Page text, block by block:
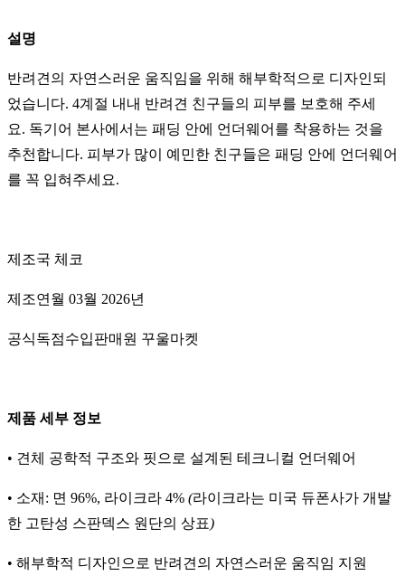
설명
반려견의 자연스러운 움직임을 위해 해부학적으로 디자인되
었습니다. 4계절 내내 반려견 친구들의 피부를 보호해 주세
요. 독기어 본사에서는 패딩 안에 언더웨어를 착용하는 것을
추천합니다. 피부가 많이 예민한 친구들은 패딩 안에 언더웨어
를 꼭 입혀주세요.
제조국 체코
제조연월 03월 2026년
공식독점수입판매원 꾸울마켓
제품 세부 정보
• 견체 공학적 구조와 핏으로 설계된 테크니컬 언더웨어
• 소재: 면 96%, 라이크라 4% (라이크라는 미국 듀폰사가 개발
한 고탄성 스판덱스 원단의 상표)
• 해부학적 디자인으로 반려견의 자연스러운 움직임 지원